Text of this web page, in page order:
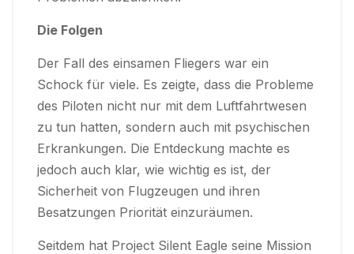
Die Folgen
Der Fall des einsamen Fliegers war ein
Schock für viele. Es zeigte, dass die Probleme
des Piloten nicht nur mit dem Luftfahrtwesen
zu tun hatten, sondern auch mit psychischen
Erkrankungen. Die Entdeckung machte es
jedoch auch klar, wie wichtig es ist, der
Sicherheit von Flugzeugen und ihren
Besatzungen Priorität einzuräumen.
Seitdem hat Project Silent Eagle seine Mission